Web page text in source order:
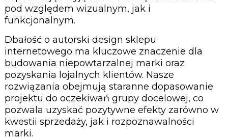
pod względem wizualnym, jak i
funkcjonalnym.
Dbałość o autorski design sklepu
internetowego ma kluczowe znaczenie dla
budowania niepowtarzalnej marki oraz
pozyskania lojalnych klientów. Nasze
rozwiązania obejmują staranne dopasowanie
projektu do oczekiwań grupy docelowej, co
pozwala uzyskać pozytywne efekty zarówno w
kwestii sprzedaży, jak i rozpoznawalności
marki.